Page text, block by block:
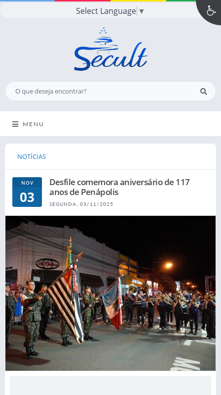
Select Language ▼
MENU
NOTÍCIAS
NOV
03
Desfile comemora aniversário de 117
anos de Penápolis
SEGUNDA, 03/11/2025